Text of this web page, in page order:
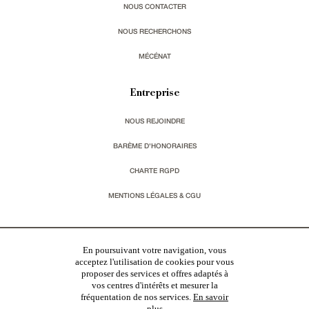
NOUS CONTACTER
NOUS RECHERCHONS
MÉCÉNAT
Entreprise
NOUS REJOINDRE
BARÈME D'HONORAIRES
CHARTE RGPD
MENTIONS LÉGALES & CGU
En poursuivant votre navigation, vous
acceptez l'utilisation de cookies pour vous
proposer des services et offres adaptés à
vos centres d'intérêts et mesurer la
fréquentation de nos services. En savoir